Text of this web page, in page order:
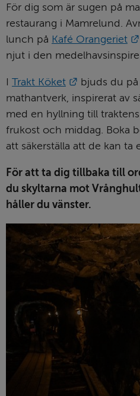
För dig som är sugen på
restaurang i Mamrelund.
lunch på Kafé Orangeriet
njut i den
I Trakt Köket Länk till
bjuds du
mathantverk, inspirerat av
med en hyllning till
frukost och middag. Boka
att säkerställa att de kan ta
För att ta dig tillbaka till
du skyltarna mot
håller du vänster.